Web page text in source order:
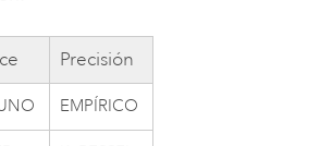
Precisión
EMPÍRICO